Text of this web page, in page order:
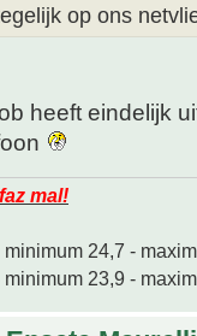
op ons
heeft eindelijk
mal!
minimum 24,7 -
minimum 23,9 -